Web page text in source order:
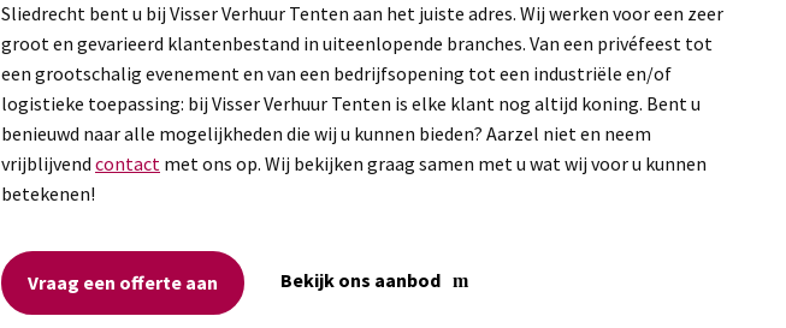
Sliedrecht bent u bij Visser Verhuur Tenten aan het juiste adres. Wij werken voor een zeer
groot en gevarieerd klantenbestand in uiteenlopende branches. Van een privéfeest tot
een grootschalig evenement en van een bedrijfsopening tot een industriële en/of
logistieke toepassing: bij Visser Verhuur Tenten is elke klant nog altijd koning. Bent u
benieuwd naar alle mogelijkheden die wij u kunnen bieden? Aarzel niet en neem
vrijblijvend contact met ons op. Wij bekijken graag samen met u wat wij voor u kunnen
betekenen!
Vraag een offerte aan Bekijk ons aanbod